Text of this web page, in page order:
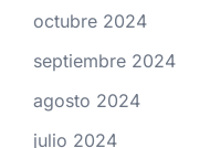
octubre 2024
septiembre 2024
agosto 2024
julio 2024